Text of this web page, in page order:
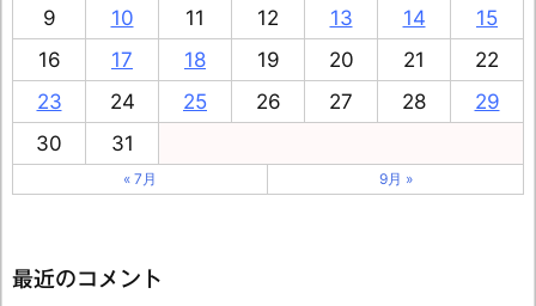
9 10 11 12 13 14
15
16
17 18 19 20 21
22
23
24 25 26 27 28
29
30
31
« 7月 9月 »
最近のコメント